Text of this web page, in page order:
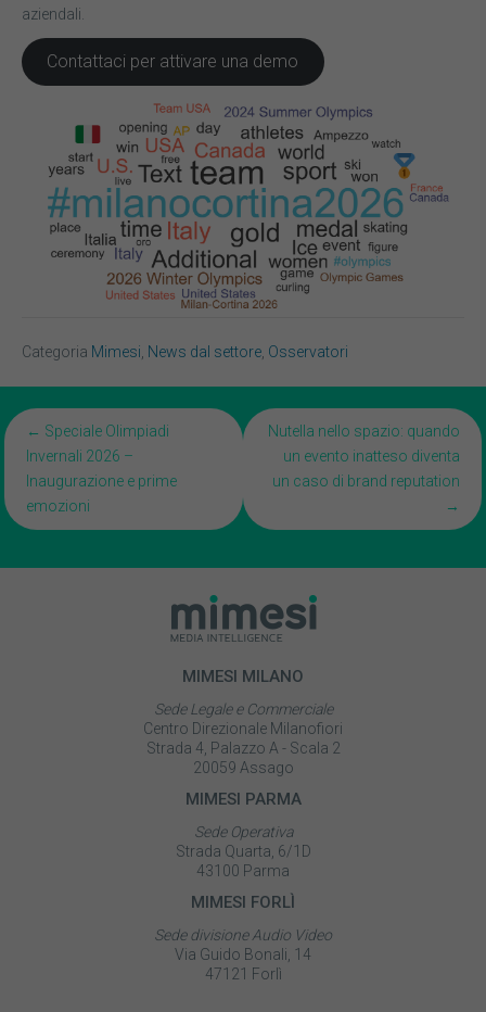
aziendali.
Contattaci per attivare una demo
Categoria Mimesi News dal settore Osservatori
Posts
navigation
← Speciale Olimpiadi
Invernali 2026 –
Inaugurazione e prime
emozioni
Nutella nello spazio: quando
un evento inatteso diventa
un caso di brand reputation
→
MIMESI MILANO
Sede Legale e Commerciale
Centro Direzionale Milanofiori
Strada 4, Palazzo A - Scala 2
20059 Assago
MIMESI PARMA
Sede Operativa
Strada Quarta, 6/1D
43100 Parma
MIMESI FORLÌ
Sede divisione Audio Video
Via Guido Bonali, 14
47121 Forlì